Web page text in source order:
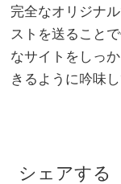
完全なオリジナ
ストを送ること
なサイトをしっ
きるように吟味
シェアする